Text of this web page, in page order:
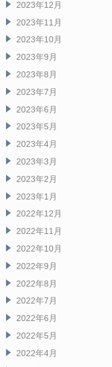
2023年12月
2023年11月
2023年10月
2023年9月
2023年8月
2023年7月
2023年6月
2023年5月
2023年4月
2023年3月
2023年2月
2023年1月
2022年12月
2022年11月
2022年10月
2022年9月
2022年8月
2022年7月
2022年6月
2022年5月
2022年4月